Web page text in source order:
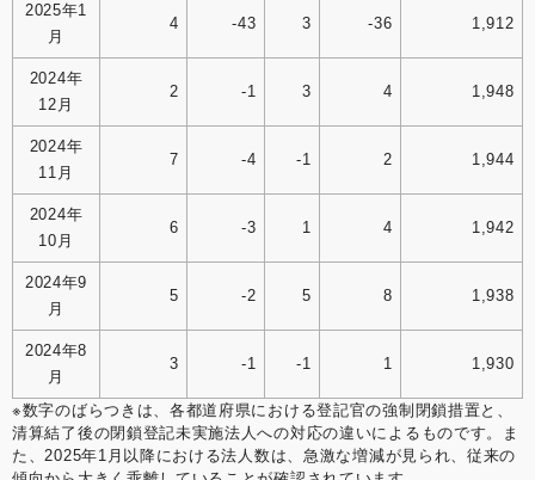
2025年1
月
4 -43 3 -36 1,912
2024年
12月
2 -1 3 4 1,948
2024年
11月
7 -4 -1 2 1,944
2024年
10月
6 -3 1 4 1,942
2024年9
月
5 -2 5 8 1,938
2024年8
月
3 -1 -1 1 1,930
※数字のばらつきは、各都道府県における登記官の強制閉鎖措置と、
清算結了後の閉鎖登記未実施法人への対応の違いによるものです。ま
た、2025年1月以降における法人数は、急激な増減が見られ、従来の